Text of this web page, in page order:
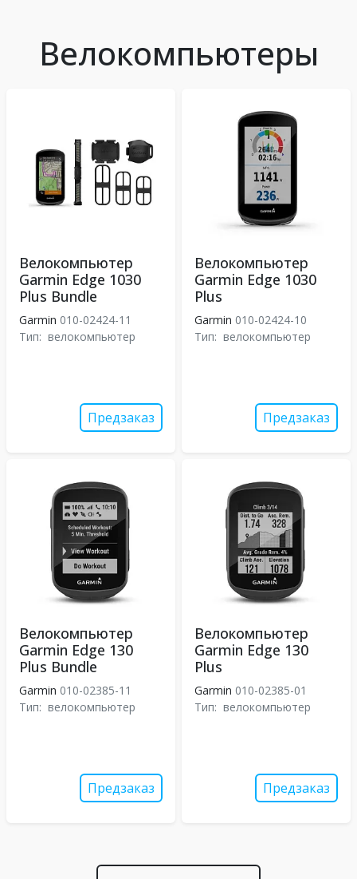
Велокомпьютеры
Велокомпьютер
Garmin Edge 1030
Plus Bundle
Garmin 010-02424-11
Тип: велокомпьютер
Предзаказ
Велокомпьютер
Garmin Edge 1030
Plus
Garmin 010-02424-10
Тип: велокомпьютер
Предзаказ
Велокомпьютер
Garmin Edge 130
Plus Bundle
Garmin 010-02385-11
Тип: велокомпьютер
Предзаказ
Велокомпьютер
Garmin Edge 130
Plus
Garmin 010-02385-01
Тип: велокомпьютер
Предзаказ